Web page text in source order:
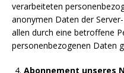
verarbeiteten
anonymen Daten der
allen durch eine betroffene
personenbezogenen Daten
Abonnement unseres